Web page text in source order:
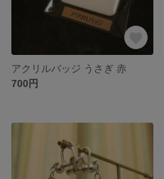
アクリルバッジ うさぎ 赤
700円